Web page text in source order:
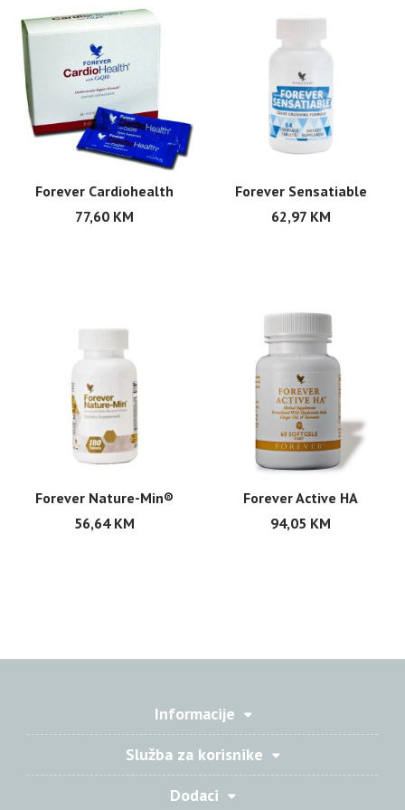
Forever Cardiohealth
77,60 KM
Forever Sensatiable
62,97 KM
Forever Nature-Min®
56,64 KM
Forever Active HA
94,05 KM
Informacije
Služba za korisnike
Dodaci